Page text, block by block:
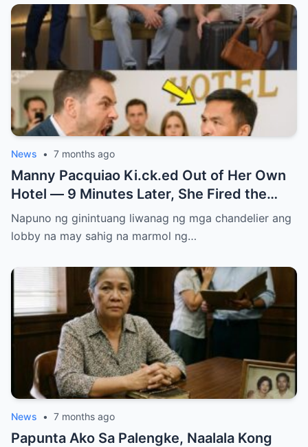
News • 7 months ago
Manny Pacquiao Ki.ck.ed Out of Her Own
Hotel — 9 Minutes Later, She Fired the
Entire Staff…..
Napuno ng ginintuang liwanag ng mga chandelier ang
lobby na may sahig na marmol ng…
News • 7 months ago
Papunta Ako Sa Palengke, Naalala Kong